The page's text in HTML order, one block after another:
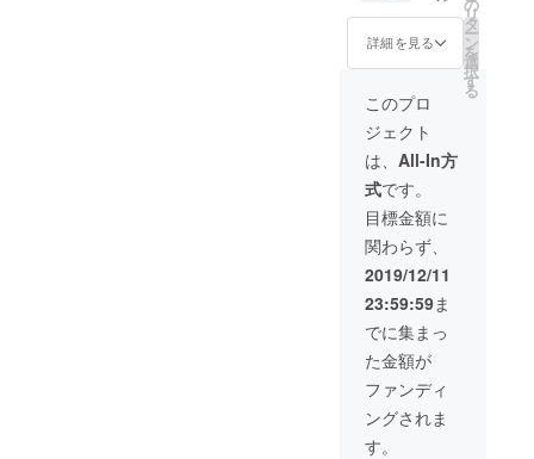
は、イ
招待券3
枚と交
て頂き
ます。
※体験券
は、5人
限定に
させて
頂きま
す。
2021年
2月まで
1年間有
効で
す。 ※
イベン
ト招待
券、
シェア
ハウス
セット
です！
※備考欄
と住所
入くだ
さい。
※手紙で
はなく
メール
やSNS
でほし
いとい
その旨
を備考
欄にご
記入く
ださ
い。 ※
イベン
です。
そう、
アハウ
スのス
ター」
。とい
うかも
はや、
歴代の
校長先
生てき
な風
格。 ・
ちょっ
といい
紙でプ
レミア
ムレ
ターを
書かせ
ポス
ターを
掲示
（半年
間） ・
公式ス
ポン
サーと
して、
記念
ボード
に記名
させて
頂きま
す。 →
イベン
ト告知
や広
報、採
用のお
手伝い
をさせ
詳細を見る
リ
タ
ー
ン
を
選
択
す
る
このプロ
ジェクト
は、 All-In方
式です。
目標金額に
関わらず、
2019/12/11
23:59:59ま
でに集まっ
た金額が
ファンディ
ングされま
す。